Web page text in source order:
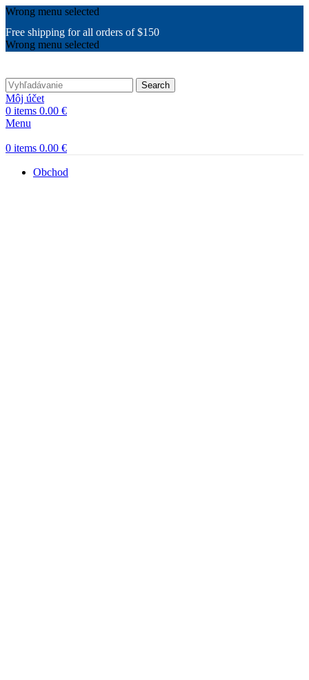
Wrong menu selected
Free shipping for all orders of $150
Wrong menu selected
Search
Môj účet
0 items 0.00 €
Menu
0 items 0.00 €
Obchod